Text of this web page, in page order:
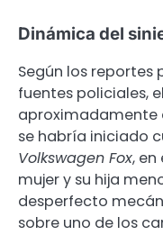
Dinámica del
Según los reportes
fuentes policiales,
aproximadamente
se habría iniciado
Volkswagen Fox, en
mujer y su hija
desperfecto
sobre uno de los